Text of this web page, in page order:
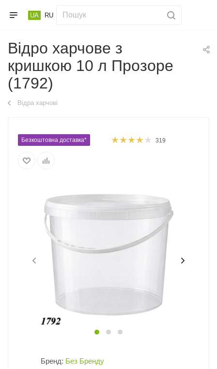
UA RU
Відро харчове з
кришкою 10 л Прозоре
(1792)
Відра харчові
Безкоштовна доставка* 319
Бренд: Без Бренду